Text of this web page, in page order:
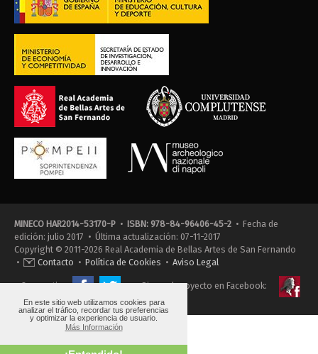
En este sitio web utilizamos cookies para
analizar el tráfico, recordar tus preferencias
y optimizar la experiencia de usuario.
Más Información
MINECO HAR2014-53170-P • ISBN: 978-84-96406-45-2 • Fecha de
edición: julio 2017 • Última actualización: 07-11-2017
Copyright © 2011-2026 Real Academia de Bellas Artes de San Fernando
•
Contacto • Política de Cookies • Aviso Legal
Sigue el proyecto en Facebook:
Compartir: